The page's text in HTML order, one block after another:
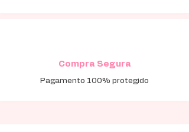
Compra Segura
Pagamento 100% protegido